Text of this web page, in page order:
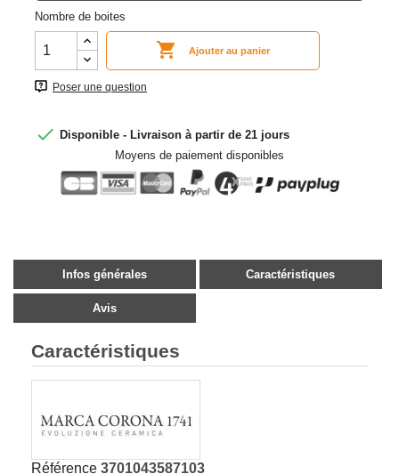
Nombre de boites
 Ajouter au panier
Poser une question
 Disponible - Livraison à partir de 21 jours
Moyens de paiement disponibles
Infos générales Caractéristiques
Avis
Caractéristiques
Référence 3701043587103